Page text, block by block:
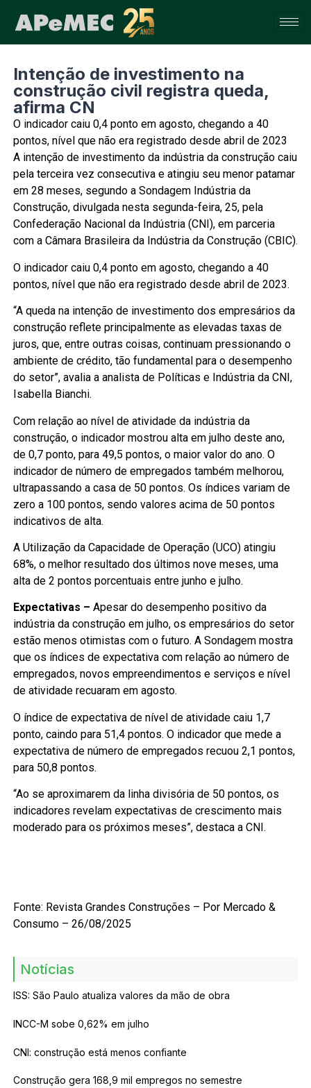
Intenção de investimento na
construção civil registra queda,
afirma CN
O indicador caiu 0,4 ponto em agosto, chegando a 40
pontos, nível que não era registrado desde abril de 2023
A intenção de investimento da indústria da construção caiu
pela terceira vez consecutiva e atingiu seu menor patamar
em 28 meses, segundo a Sondagem Indústria da
Construção, divulgada nesta segunda-feira, 25, pela
Confederação Nacional da Indústria (CNI), em parceria
com a Câmara Brasileira da Indústria da Construção (CBIC).
O indicador caiu 0,4 ponto em agosto, chegando a 40
pontos, nível que não era registrado desde abril de 2023.
“A queda na intenção de investimento dos empresários da
construção reflete principalmente as elevadas taxas de
juros, que, entre outras coisas, continuam pressionando o
ambiente de crédito, tão fundamental para o desempenho
do setor”, avalia a analista de Políticas e Indústria da CNI,
Isabella Bianchi.
Com relação ao nível de atividade da indústria da
construção, o indicador mostrou alta em julho deste ano,
de 0,7 ponto, para 49,5 pontos, o maior valor do ano. O
indicador de número de empregados também melhorou,
ultrapassando a casa de 50 pontos. Os índices variam de
zero a 100 pontos, sendo valores acima de 50 pontos
indicativos de alta.
A Utilização da Capacidade de Operação (UCO) atingiu
68%, o melhor resultado dos últimos nove meses, uma
alta de 2 pontos porcentuais entre junho e julho.
Expectativas – Apesar do desempenho positivo da
indústria da construção em julho, os empresários do setor
estão menos otimistas com o futuro. A Sondagem mostra
que os índices de expectativa com relação ao número de
empregados, novos empreendimentos e serviços e nível
de atividade recuaram em agosto.
O índice de expectativa de nível de atividade caiu 1,7
ponto, caindo para 51,4 pontos. O indicador que mede a
expectativa de número de empregados recuou 2,1 pontos,
para 50,8 pontos.
“Ao se aproximarem da linha divisória de 50 pontos, os
indicadores revelam expectativas de crescimento mais
moderado para os próximos meses”, destaca a CNI.
Fonte: Revista Grandes Construções – Por Mercado &
Consumo – 26/08/2025
Notícias
ISS: São Paulo atualiza valores da mão de obra
INCC-M sobe 0,62% em julho
CNI: construção está menos confiante
Construção gera 168,9 mil empregos no semestre